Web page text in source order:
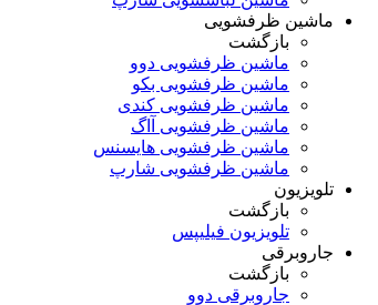
ماشین ظرفشویی
بازگشت
ماشین ظرفشویی دوو
ماشین ظرفشویی بکو
ماشین ظرفشویی کندی
ماشین ظرفشویی آاگ
ماشین ظرفشویی هایسنس
ماشین ظرفشویی شارپ
تلویزیون
بازگشت
تلویزیون فیلیپس
جاروبرقی
بازگشت
جاروبرقی دوو